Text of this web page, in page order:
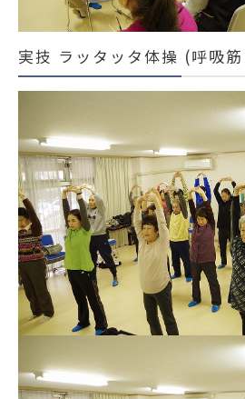
実技 ラッタッタ体操 (呼吸